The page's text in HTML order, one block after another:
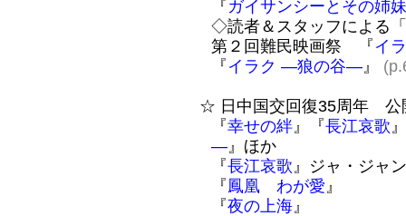
『 ガイサンシーとその姉
◇読者＆スタッフによる
第２回難民映画祭 『 イ
『 イラク ―狼の谷― 』
☆ 日中国交回復35周年 公
『幸せの絆 』『長江哀歌
― 』ほか
『長江哀歌 』ジャ・ジャ
『 鳳凰 わが愛 』
『夜の上海 』